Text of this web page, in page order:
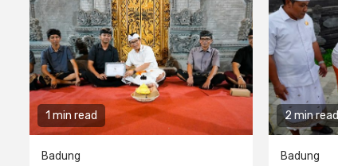
1 min read
Badung
2 min read
Badung